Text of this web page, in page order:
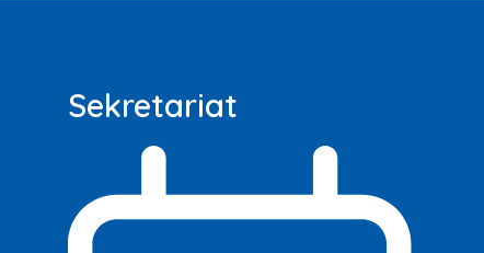
Sekretariat